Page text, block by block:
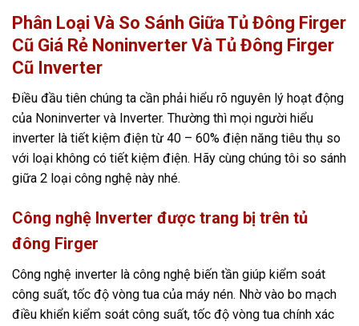
Phân Loại Và So Sánh Giữa Tủ Đông Firger
Cũ Giá Rẻ Noninverter Và Tủ Đông Firger
Cũ Inverter
Điều đầu tiên chúng ta cần phải hiểu rõ nguyên lý hoạt động
của Noninverter và Inverter. Thường thì mọi người hiểu
inverter là tiết kiệm điện từ 40 – 60% điện năng tiêu thụ so
với loại không có tiết kiệm điện. Hãy cùng chúng tôi so sánh
giữa 2 loại công nghệ này nhé.
Công nghệ Inverter được trang bị trên tủ
đông Firger
Công nghệ inverter là công nghệ biến tần giúp kiểm soát
công suất, tốc độ vòng tua của máy nén. Nhờ vào bo mạch
điều khiển kiểm soát công suất, tốc độ vòng tua chính xác